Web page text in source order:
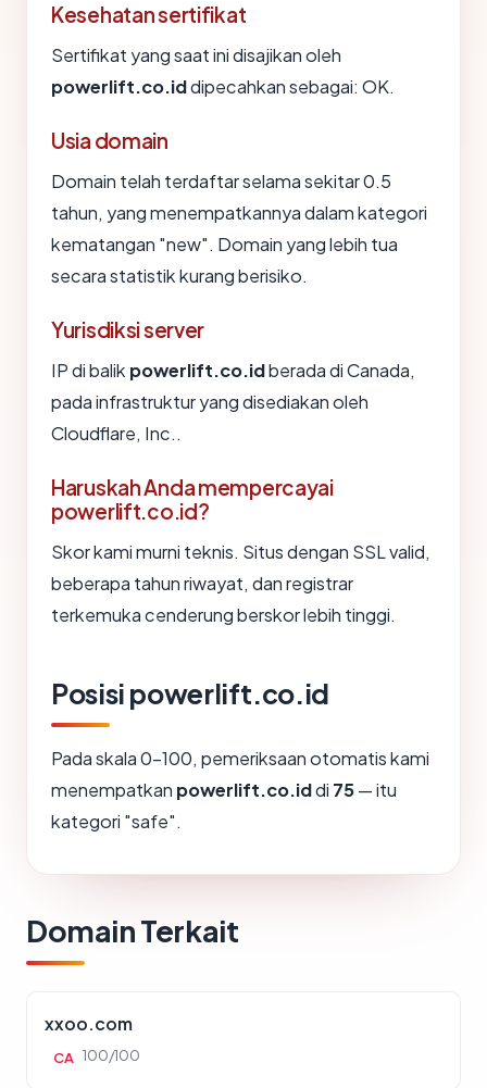
Kesehatan sertifikat
Sertifikat yang saat ini disajikan oleh
powerlift.co.iddipecahkan sebagai: OK.
Usia domain
Domain telah terdaftar selama sekitar 0.5
tahun, yang menempatkannya dalam kategori
kematangan "new". Domain yang lebih tua
secara statistik kurang berisiko.
Yurisdiksi server
IP di balik powerlift.co.idberada di Canada,
pada infrastruktur yang disediakan oleh
Cloudflare, Inc..
Haruskah Anda mempercayai
powerlift.co.id?
Skor kami murni teknis. Situs dengan SSL valid,
beberapa tahun riwayat, dan registrar
terkemuka cenderung berskor lebih tinggi.
Posisi powerlift.co.id
Pada skala 0-100, pemeriksaan otomatis kami
menempatkan powerlift.co.iddi 75— itu
kategori "safe".
Domain Terkait
xxoo.com
CA 100/100